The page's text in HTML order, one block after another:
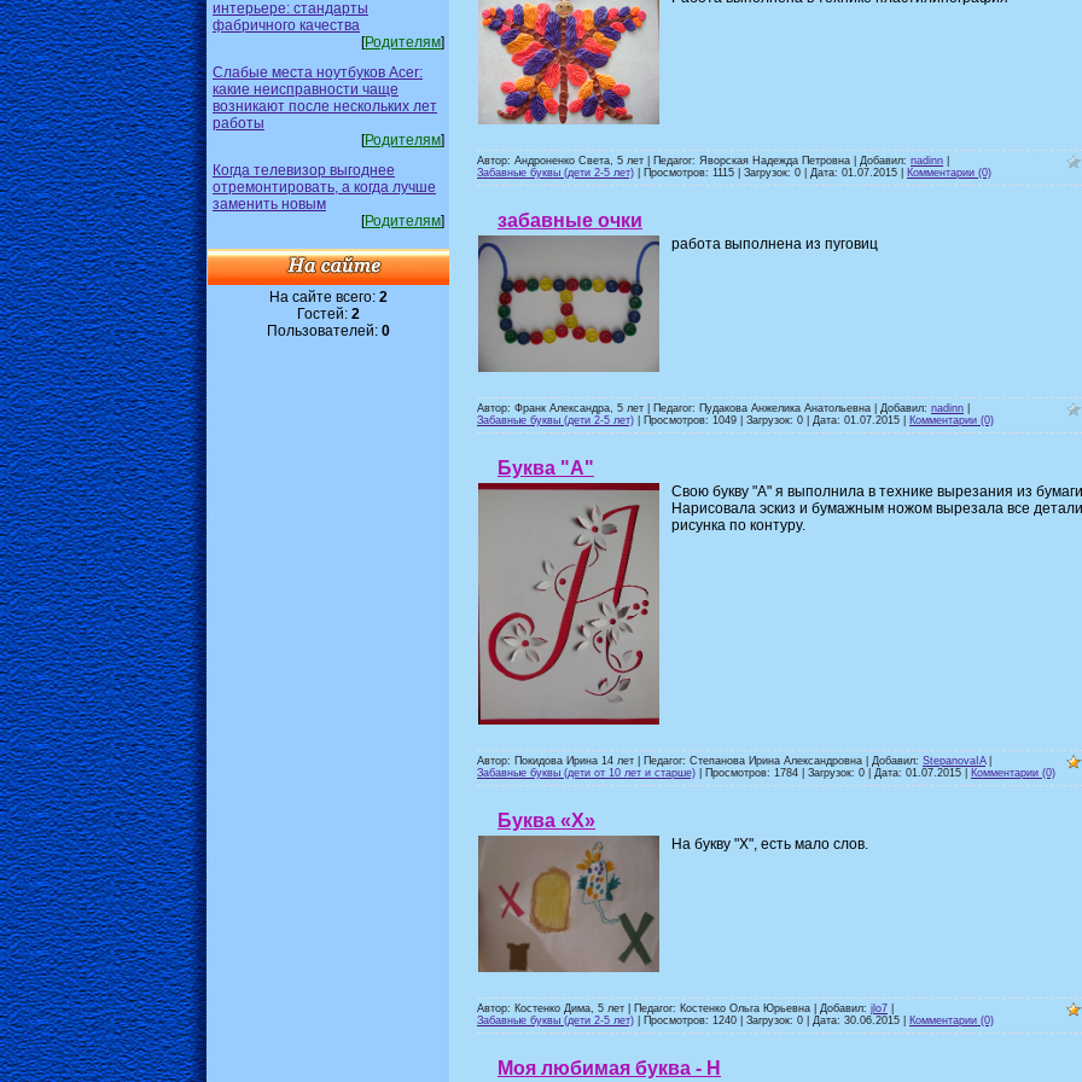
интерьере: стандарты
фабричного качества
[Родителям]
Слабые места ноутбуков Acer:
какие неисправности чаще
возникают после нескольких лет
работы
[Родителям]
Когда телевизор выгоднее
отремонтировать, а когда лучше
заменить новым
[Родителям]
На сайте всего: 2
Гостей: 2
Пользователей: 0
Автор: Андроненко Света, 5 лет | Педагог: Яворская Надежда Петровна | Добавил: nadinn
Забавные буквы (дети 2-5 лет) | Просмотров: 1115 | Загрузок: 0 | Дата: 01.07.2015 Комментарии (0)
забавные очки
работа выполнена из пуговиц
Автор: Франк Александра, 5 лет | Педагог: Пудакова Анжелика Анатольевна | Добавил: nadinn
Забавные буквы (дети 2-5 лет) | Просмотров: 1049 | Загрузок: 0 | Дата: 01.07.2015 Комментарии (0)
Буква "А"
Свою букву "А" я выполнила в технике вырезания из
Нарисовала эскиз и бумажным ножом вырезала все детали
рисунка по контуру.
Автор: Покидова Ирина 14 лет | Педагог: Степанова Ирина Александровна | Добавил: StepanovaIA|
Забавные буквы (дети от 10 лет и старше) | Просмотров: 1784 | Загрузок: 0 | Дата: 01.07.2015 Комментарии (0)
Буква «Х»
На букву "Х", есть мало слов.
Автор: Костенко Дима, 5 лет | Педагог: Костенко Ольга Юрьевна | Добавил: jlo7
Забавные буквы (дети 2-5 лет) | Просмотров: 1240 | Загрузок: 0 | Дата: 30.06.2015 Комментарии (0)
Моя любимая буква - Н